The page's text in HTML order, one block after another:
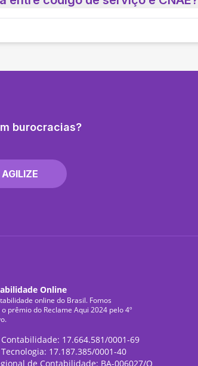
burocracias?
Online
online do Brasil. Fomos
prêmio do Reclame Aqui 2024 pelo 4º
Contabilidade: 17.664.581/0001-69
Tecnologia: 17.187.385/0001-40
de Contabilidade: BA-006027/O